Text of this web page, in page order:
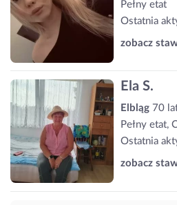
Pełny etat
Ostatnia
zobacz
Ela S.
Elbląg 70
Pełny etat,
Ostatnia
zobacz